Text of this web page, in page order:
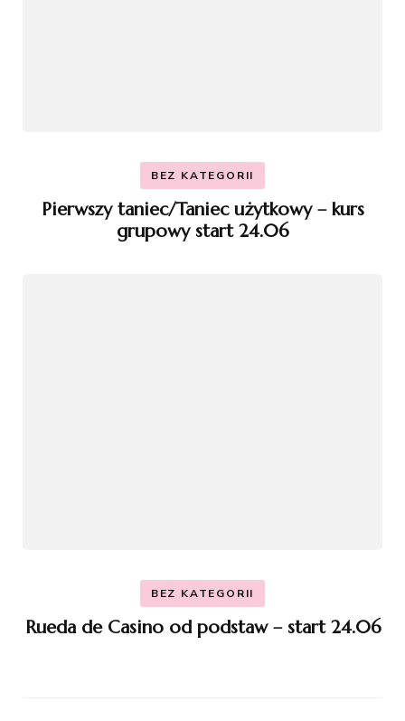
BEZ KATEGORII
Pierwszy taniec/Taniec użytkowy – kurs
grupowy start 24.06
BEZ KATEGORII
Rueda de Casino od podstaw – start 24.06